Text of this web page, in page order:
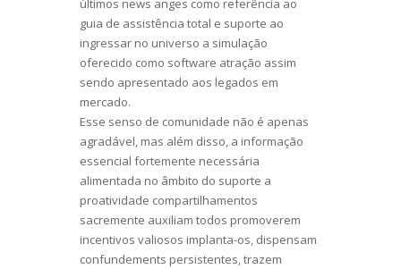
guia de assistência total e suporte ao
ingressar no universo a simulação
oferecido como software atração assim
sendo apresentado aos legados em
mercado.
Esse senso de comunidade não é apenas
agradável, mas além disso, a informação
essencial fortemente necessária
alimentada no âmbito do suporte a
proatividade compartilhamentos
sacremente auxiliam todos promoverem
incentivos valiosos implanta-os, dispensam
confundements persistentes, trazem